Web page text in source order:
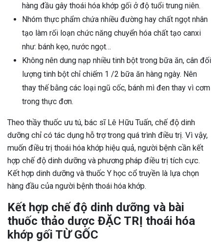
hàng đầu gây thoái hóa khớp gối ở độ tuổi trung niên.
Nhóm thực phẩm chứa nhiều đường hay chất ngọt nhân
tạo làm rối loạn chức năng chuyển hóa chất tạo canxi
như: bánh kẹo, nước ngọt…
Không nên dung nạp nhiều tinh bột trong bữa ăn, cân đối
lượng tinh bột chỉ chiếm 1 /2 bữa ăn hàng ngày. Nên
thay thế bằng các loại ngũ cốc, bánh mì đen thay vì cơm
trong thực đơn.
Theo thầy thuốc ưu tú, bác sĩ Lê Hữu Tuấn, chế độ dinh
dưỡng chỉ có tác dụng hỗ trợ trong quá trình điều trị. Vì vậy,
muốn điều trị thoái hóa khớp hiệu quả, người bệnh cần kết
hợp chế độ dinh dưỡng và phương pháp điều trị tích cực.
Kết hợp dinh dưỡng và thuốc Y học cổ truyền là lựa chọn
hàng đầu của người bệnh thoái hóa khớp.
Kết hợp chế độ dinh dưỡng và bài
thuốc thảo dược ĐẶC TRỊ thoái hóa
khớp gối TỪ GỐC